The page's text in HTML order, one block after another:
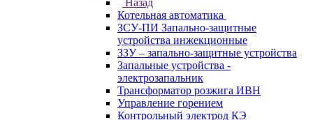
Назад
Котельная автоматика
ЗСУ-ПИ Запально-защитные
устройства инжекционные
ЗЗУ – запально-защитные устройства
Запальные устройства -
электрозапальник
Трансформатор розжига ИВН
Управление горением
Контрольный электрод КЭ